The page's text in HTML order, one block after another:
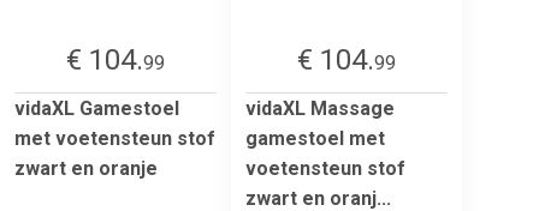
€ 104.99
vidaXL Gamestoel
met voetensteun stof
zwart en oranje
€ 104.99
vidaXL Massage
gamestoel met
voetensteun stof
zwart en oranj...